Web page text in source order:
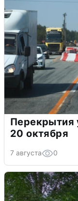
Перекрытия
20 октября
7 августа 0